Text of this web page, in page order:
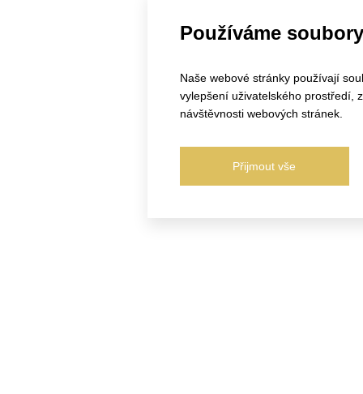
Používáme
Naše webové stránky používají
vylepšení uživatelského prostředí,
návštěvnosti webových stránek.
Přijmout vše